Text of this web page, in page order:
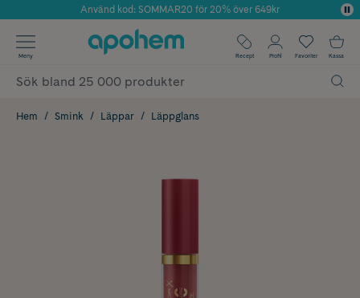
Årets Butik 2025 inom Skönhet
Använd kod: SOMMAR20 för 20% över 649kr
✓ Fri frakt
✓ Poäng på alla köp*
Meny Recept Profil Favoriter Kassa
Hem Smink Läppar Läppglans